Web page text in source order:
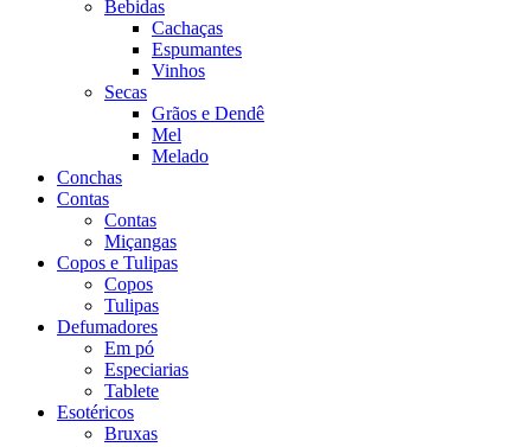
Bebidas
Cachaças
Espumantes
Vinhos
Secas
Grãos e Dendê
Mel
Melado
Conchas
Contas
Contas
Miçangas
Copos e Tulipas
Copos
Tulipas
Defumadores
Em pó
Especiarias
Tablete
Esotéricos
Bruxas